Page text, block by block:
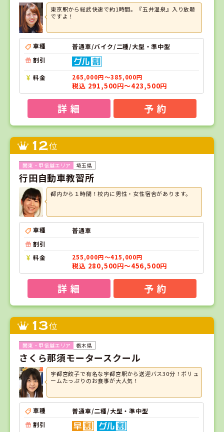
東京駅から総武快速で約1時間。『五井温泉』入り放題
ですよ！
車種
普通車/バイク/二種/大型・準中型
割引
料金 265,000円～385,000円
税込 291,500円～423,500円
詳 細 予 約
12位
埼玉県
行田自動車教習所
都内から１時間！校内に男性・女性宿舎があります。
車種
普通車
割引
料金
255,000円～415,000円
税込 280,500円～456,500円
詳 細 予 約
13位
栃木県
さくら那須モータースクール
宇都宮餃子で有名な宇都宮駅から送迎バス30分！ボリュ
ームたっぷりのお食事が大人気！
車種
普通車/二種/大型・準中型
割引